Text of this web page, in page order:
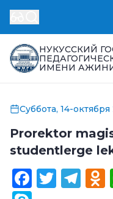
НУКУССКИЙ
ИМЕНИ
Суббота, 14-
Prorektor
studentlerge